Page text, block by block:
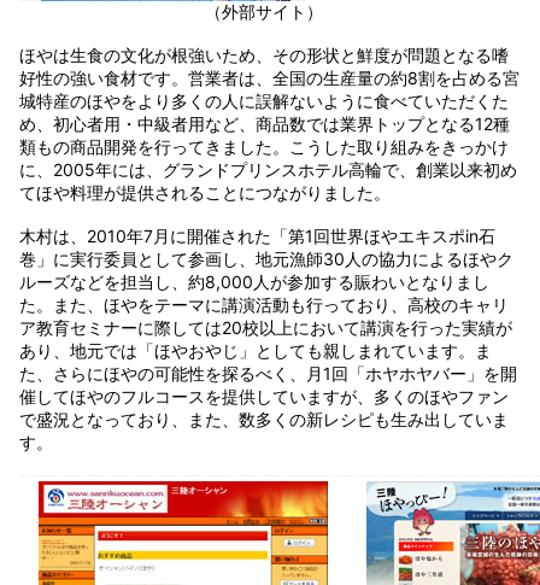
（外部サイト）
ほやは生食の文化が根強いため、その形状と鮮度が問題となる嗜
好性の強い食材です。営業者は、全国の生産量の約8割を占める宮
城特産のほやをより多くの人に誤解ないように食べていただくた
め、初心者用・中級者用など、商品数では業界トップとなる12種
類もの商品開発を行ってきました。こうした取り組みをきっかけ
に、2005年には、グランドプリンスホテル高輪で、創業以来初め
てほや料理が提供されることにつながりました。
木村は、2010年7月に開催された「第1回世界ほやエキスポin石
巻」に実行委員として参画し、地元漁師30人の協力によるほやク
ルーズなどを担当し、約8,000人が参加する賑わいとなりまし
た。また、ほやをテーマに講演活動も行っており、高校のキャリ
ア教育セミナーに際しては20校以上において講演を行った実績が
あり、地元では「ほやおやじ」としても親しまれています。ま
た、さらにほやの可能性を探るべく、月1回「ホヤホヤバー」を開
催してほやのフルコースを提供していますが、多くのほやファン
で盛況となっており、また、数多くの新レシピも生み出していま
す。